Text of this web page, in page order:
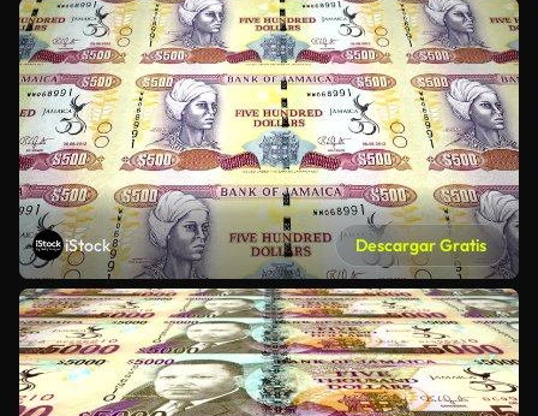
iStock Descargar Gratis